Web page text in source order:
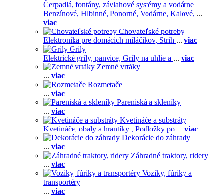
Čerpadlá, fontány, závlahové systémy a vodárne
Benzínové, Hlbinné, Ponorné, Vodárne, Kalové, ...
viac
Chovateľské potreby
Elektronika pre domácich miláčikov, Strih ... viac
Grily
Elektrické grily, panvice, Grily na uhlie a ... viac
Zemné vrtáky
... viac
Rozmetače
... viac
Pareniská a skleníky
... viac
Kvetináče a substráty
Kvetináče, obaly a hrantíky , Podložky po ... viac
Dekorácie do záhrady
... viac
Záhradné traktory, ridery
... viac
Voziky, fúriky a
transportéry
... viac